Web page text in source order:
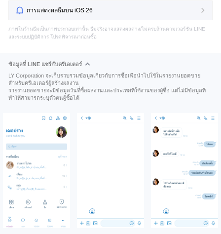
การแสดงผลธีมบน iOS 26
ภาพในร้านธีมเป็นภาพประกอบเท่านั้น ธีมจริงอาจแสดงผลต่าง/ไม่ครบถ้วนตามเวอร์ชัน LINE
และระบบปฏิบัติการ โปรดพิจารณาก่อนซื้อ
ข้อมูลที่ LINE แชร์กับครีเอเตอร์
LY Corporation จะเก็บรวบรวมข้อมูลเกี่ยวกับการซื้อเพื่อนำไปใช้ในรายงานยอดขาย
สำหรับครีเอเตอร์ผู้สร้างผลงาน
รายงานยอดขายจะมีข้อมูลวันที่ซื้อผลงานและประเทศที่ใช้งานของผู้ซื้อ แต่ไม่มีข้อมูลที่
ทำให้สามารถระบุตัวตนผู้ซื้อได้